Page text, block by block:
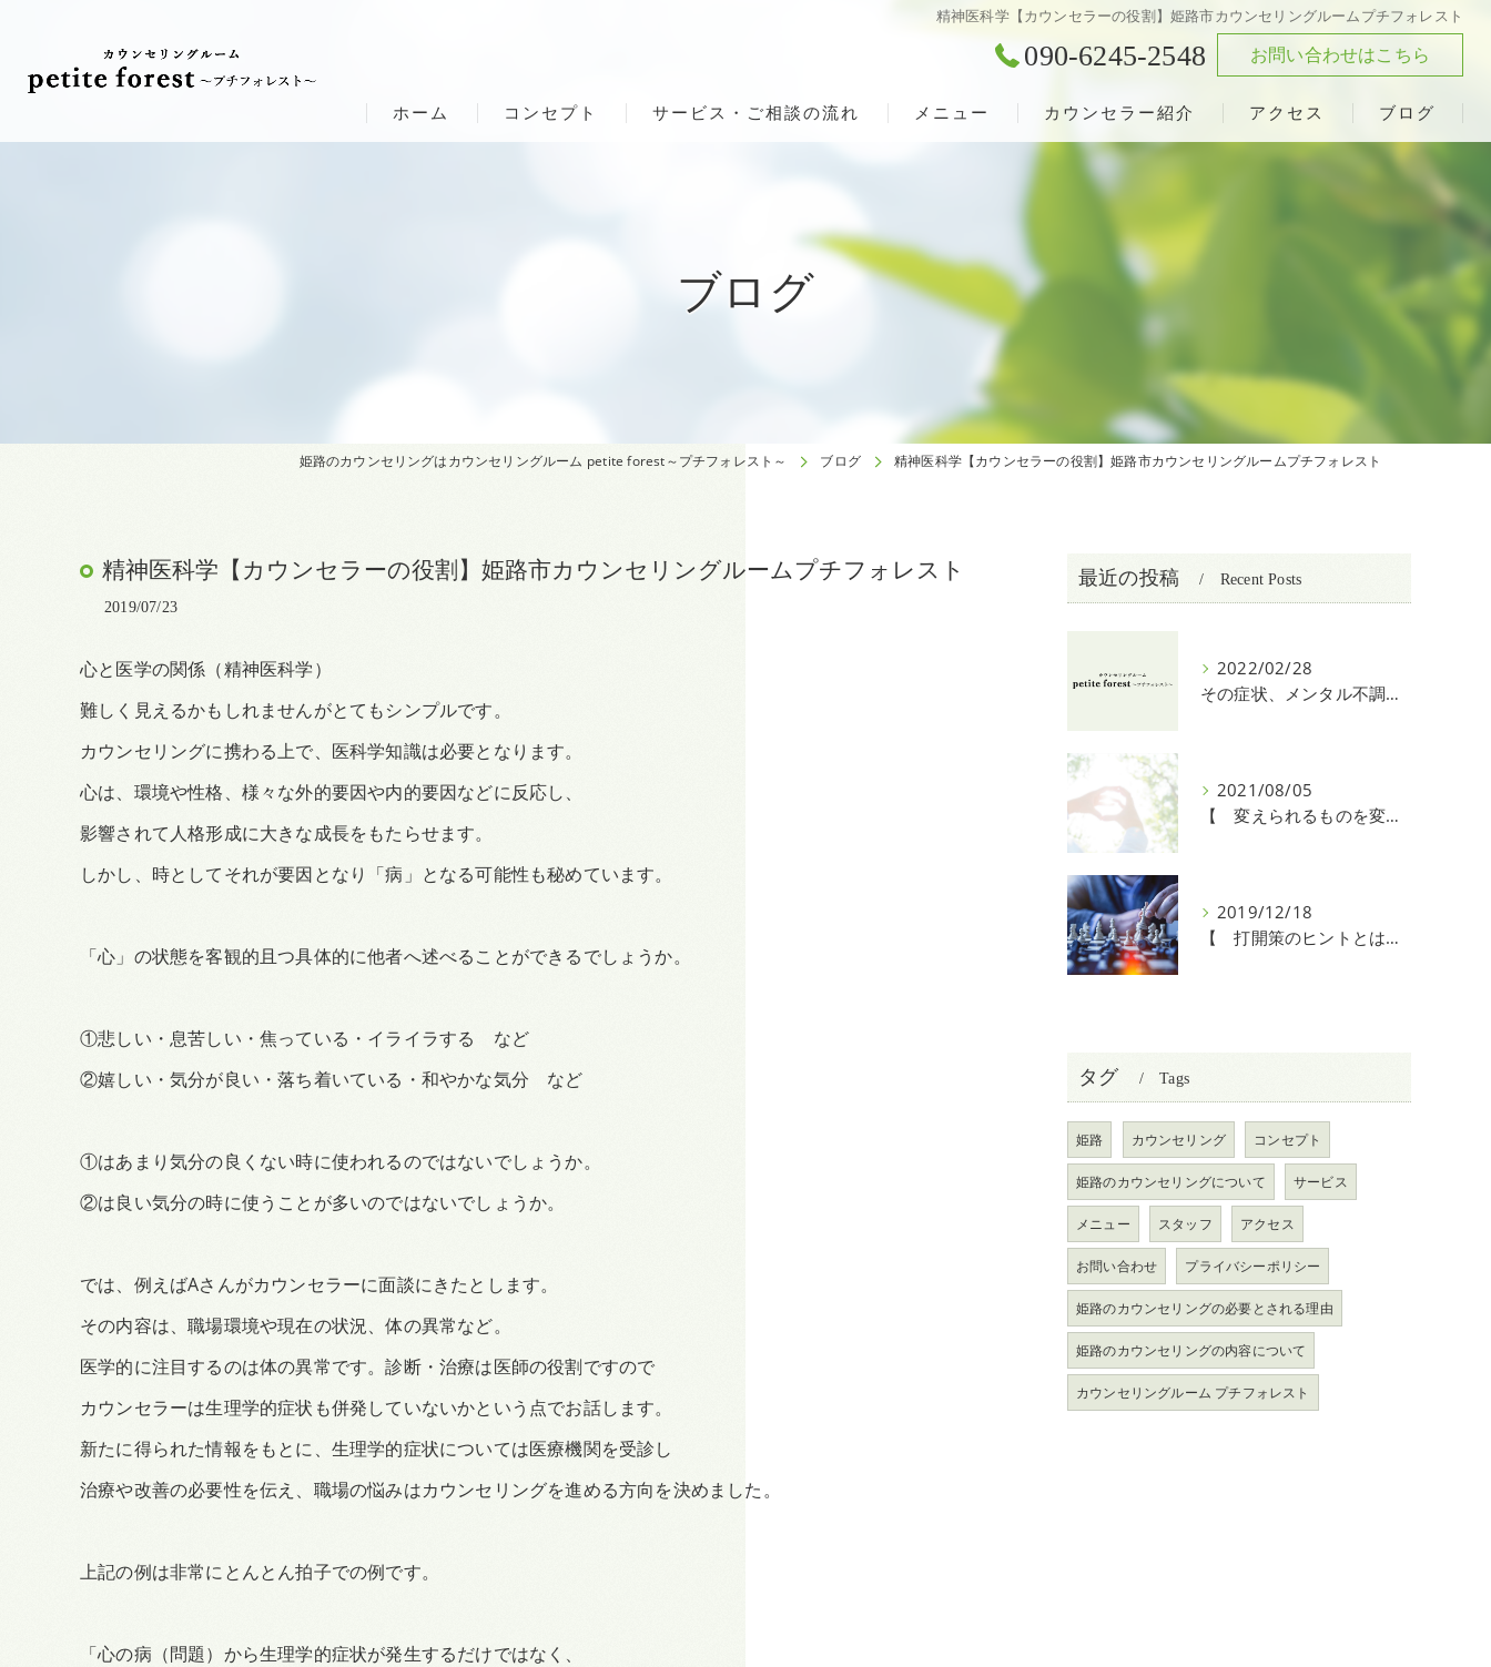
精神医科学【カウンセラーの役割】姫路市カウンセリングルームプチフォレスト
090-6245-2548 お問い合わせはこちら
ホーム コンセプト サービス・ご相談の流れ メニュー カウンセラー紹介 アクセス ブログ
ブログ
姫路のカウンセリングはカウンセリングルーム petite forest～プチフォレスト～ ブログ 精神医科学【カウンセラーの役割】姫路市カウンセリングルームプチフォレスト
精神医科学【カウンセラーの役割】姫路市カウンセリングルームプチフォレスト
2019/07/23
心と医学の関係（精神医科学）
難しく見えるかもしれませんがとてもシンプルです。
カウンセリングに携わる上で、医科学知識は必要となります。
心は、環境や性格、様々な外的要因や内的要因などに反応し、
影響されて人格形成に大きな成長をもたらせます。
しかし、時としてそれが要因となり「病」となる可能性も秘めています。
「心」の状態を客観的且つ具体的に他者へ述べることができるでしょうか。
①悲しい・息苦しい・焦っている・イライラする など
②嬉しい・気分が良い・落ち着いている・和やかな気分 など
①はあまり気分の良くない時に使われるのではないでしょうか。
②は良い気分の時に使うことが多いのではないでしょうか。
では、例えばAさんがカウンセラーに面談にきたとします。
その内容は、職場環境や現在の状況、体の異常など。
医学的に注目するのは体の異常です。診断・治療は医師の役割ですので
カウンセラーは生理学的症状も併発していないかという点でお話します。
新たに得られた情報をもとに、生理学的症状については医療機関を受診し
治療や改善の必要性を伝え、職場の悩みはカウンセリングを進める方向を決めました。
上記の例は非常にとんとん拍子での例です。
「心の病（問題）から生理学的症状が発生するだけではなく、
最近の投稿 Recent Posts
2022/02/28
その症状、メンタル不調かも？【 身近な人に八つ当たりしてしまう 】
2021/08/05
【 変えられるものを変える力・変えられないものを受け入れる力 】
2019/12/18
【 打開策のヒントとは 】姫路市カウンセリングルームプチフォレスト
タグ Tags
姫路 カウンセリング コンセプト
姫路のカウンセリングについて サービス
メニュー スタッフ アクセス
お問い合わせ プライバシーポリシー
姫路のカウンセリングの必要とされる理由
姫路のカウンセリングの内容について
カウンセリングルーム プチフォレスト